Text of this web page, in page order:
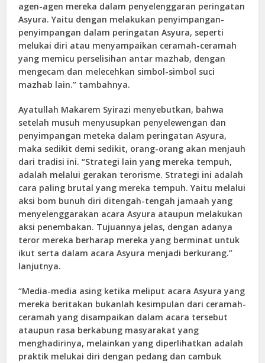
agen-agen mereka dalam penyelenggaran peringatan
Asyura. Yaitu dengan melakukan penyimpangan-
penyimpangan dalam peringatan Asyura, seperti
melukai diri atau menyampaikan ceramah-ceramah
yang memicu perselisihan antar mazhab, dengan
mengecam dan melecehkan simbol-simbol suci
mazhab lain.” tambahnya.
Ayatullah Makarem Syirazi menyebutkan, bahwa
setelah musuh menyusupkan penyelewengan dan
penyimpangan meteka dalam peringatan Asyura,
maka sedikit demi sedikit, orang-orang akan menjauh
dari tradisi ini. “Strategi lain yang mereka tempuh,
adalah melalui gerakan terorisme. Strategi ini adalah
cara paling brutal yang mereka tempuh. Yaitu melalui
aksi bom bunuh diri ditengah-tengah jamaah yang
menyelenggarakan acara Asyura ataupun melakukan
aksi penembakan. Tujuannya jelas, dengan adanya
teror mereka berharap mereka yang berminat untuk
ikut serta dalam acara Asyura menjadi berkurang.”
lanjutnya.
“Media-media asing ketika meliput acara Asyura yang
mereka beritakan bukanlah kesimpulan dari ceramah-
ceramah yang disampaikan dalam acara tersebut
ataupun rasa berkabung masyarakat yang
menghadirinya, melainkan yang diperlihatkan adalah
praktik melukai diri dengan pedang dan cambuk